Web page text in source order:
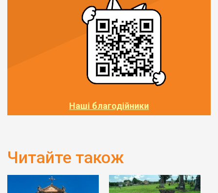
Наші благодійники
Читайте також